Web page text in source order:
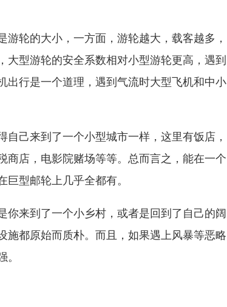
游轮的大小，一方面，游轮越大，载客越多，
大型游轮的安全系数相对小型游轮更高，遇到
出行是一个道理，遇到气流时大型飞机和中小
自己来到了一个小型城市一样，这里有饭店，
商店，电影院赌场等等。总而言之，能在一个
型邮轮上几乎全都有。
你来到了一个小乡村，或者是回到了自己的阔
施都原始而质朴。而且，如果遇上风暴等恶略
。